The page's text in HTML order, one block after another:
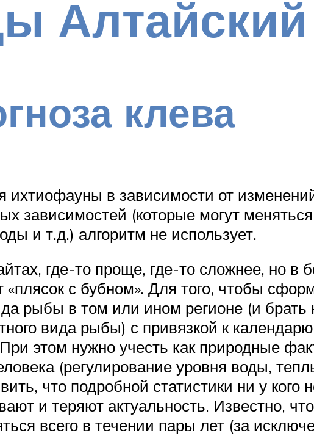
Алтайский
клева
ихтиофауны в зависимости от
зависимостей (которые могут
и т.д.) алгоритм не использует.
где-то проще, где-то сложнее, но в
«плясок с бубном». Для того, чтобы
рыбы в том или ином регионе (и брать
вида рыбы) с привязкой к
этом нужно учесть как природные
(регулирование уровня воды,
что подробной статистики ни у кого
и теряют актуальность. Известно,
всего в течении пары лет (за